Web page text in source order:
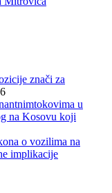
znači za
u
na Kosovu koji
o vozilima na
implikacije